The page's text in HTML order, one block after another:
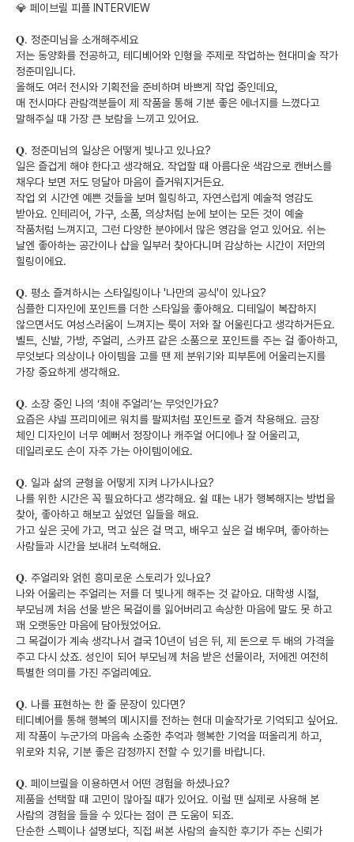
💎 페이브릴 피플 INTERVIEW
𝐐. 정준미님을 소개해주세요
저는 동양화를 전공하고, 테디베어와 인형을 주제로 작업하는 현대미술 작가
정준미입니다.
올해도 여러 전시와 기획전을 준비하며 바쁘게 작업 중인데요,
매 전시마다 관람객분들이 제 작품을 통해 기분 좋은 에너지를 느꼈다고
말해주실 때 가장 큰 보람을 느끼고 있어요.
𝐐. 정준미님의 일상은 어떻게 빛나고 있나요?
일은 즐겁게 해야 한다고 생각해요. 작업할 때 아름다운 색감으로 캔버스를
채우다 보면 저도 덩달아 마음이 즐거워지거든요.
작업 외 시간엔 예쁜 것들을 보며 힐링하고, 자연스럽게 예술적 영감도
받아요. 인테리어, 가구, 소품, 의상처럼 눈에 보이는 모든 것이 예술
작품처럼 느껴지고, 그런 다양한 분야에서 많은 영감을 얻고 있어요. 쉬는
날엔 좋아하는 공간이나 샵을 일부러 찾아다니며 감상하는 시간이 저만의
힐링이에요.
𝐐. 평소 즐겨하시는 스타일링이나 '나만의 공식'이 있나요?
심플한 디자인에 포인트를 더한 스타일을 좋아해요. 디테일이 복잡하지
않으면서도 여성스러움이 느껴지는 룩이 저와 잘 어울린다고 생각하거든요.
벨트, 신발, 가방, 주얼리, 스카프 같은 소품으로 포인트를 주는 걸 좋아하고,
무엇보다 의상이나 아이템을 고를 땐 제 분위기와 피부톤에 어울리는지를
가장 중요하게 생각해요.
𝐐. 소장 중인 나의 ‘최애 주얼리’는 무엇인가요?
요즘은 샤넬 프리미에르 워치를 팔찌처럼 포인트로 즐겨 착용해요. 금장
체인 디자인이 너무 예뻐서 정장이나 캐주얼 어디에나 잘 어울리고,
데일리로도 손이 자주 가는 아이템이에요.
𝐐. 일과 삶의 균형을 어떻게 지켜 나가시나요?
나를 위한 시간은 꼭 필요하다고 생각해요. 쉴 때는 내가 행복해지는 방법을
찾아, 좋아하고 해보고 싶었던 일들을 해요.
가고 싶은 곳에 가고, 먹고 싶은 걸 먹고, 배우고 싶은 걸 배우며, 좋아하는
사람들과 시간을 보내려 노력해요.
𝐐. 주얼리와 얽힌 흥미로운 스토리가 있나요?
나와 어울리는 주얼리는 저를 더 빛나게 해주는 것 같아요. 대학생 시절,
부모님께 처음 선물 받은 목걸이를 잃어버리고 속상한 마음에 말도 못 하고
꽤 오랫동안 마음에 담아뒀었어요.
그 목걸이가 계속 생각나서 결국 10년이 넘은 뒤, 제 돈으로 두 배의 가격을
주고 다시 샀죠. 성인이 되어 부모님께 처음 받은 선물이라, 저에겐 여전히
특별한 의미를 가진 주얼리예요.
𝐐. 나를 표현하는 한 줄 문장이 있다면?
테디베어를 통해 행복의 메시지를 전하는 현대 미술작가로 기억되고 싶어요.
제 작품이 누군가의 마음속 소중한 추억과 행복한 기억을 떠올리게 하고,
위로와 치유, 기분 좋은 감정까지 전할 수 있기를 바랍니다.
𝐐. 페이브릴을 이용하면서 어떤 경험을 하셨나요?
제품을 선택할 때 고민이 많아질 때가 있어요. 이럴 땐 실제로 사용해 본
사람의 경험을 들을 수 있다는 점이 큰 도움이 되죠.
단순한 스펙이나 설명보다, 직접 써본 사람의 솔직한 후기가 주는 신뢰가